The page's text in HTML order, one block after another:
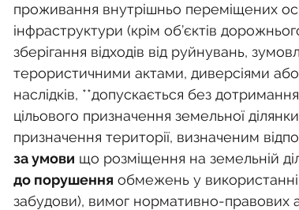
проживання внутрішньо переміщених
інфраструктури (крім об’єктів
зберігання відходів від руйнувань,
терористичними актами, диверсіями або
наслідків, **допускається без
цільового призначення земельної
призначення території, визначеним
за умови що розміщення на земельній
до порушення обмежень у
забудови), вимог нормативно-правових